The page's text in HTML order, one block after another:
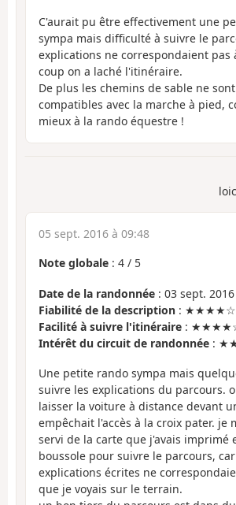
C'aurait pu être effectivement une
sympa mais difficulté à suivre le
explications ne correspondaient pas
coup on a laché l'itinéraire.
De plus les chemins de sable ne
compatibles avec la marche à pied,
mieux à la rando équestre !
05 sept. 2016 à 09:48
Note globale : 4 / 5
Date de la randonnée : 03 sept. 2016
Fiabilité de la description : ★★★★☆
Facilité à suivre l'itinéraire :
Intérêt du circuit de randonnée :
Une petite rando sympa mais
suivre les explications du parcours.
laisser la voiture à distance devant
empêchait l'accès à la croix pater. je
servi de la carte que j'avais imprimé
boussole pour suivre le parcours,
explications écrites ne
que je voyais sur le terrain.